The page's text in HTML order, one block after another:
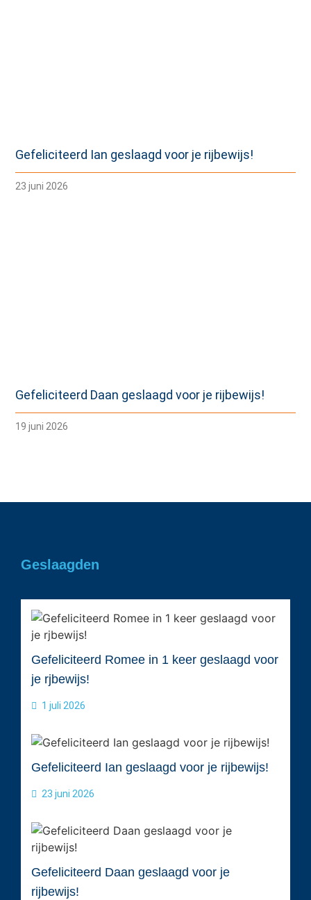
Gefeliciteerd Ian geslaagd voor je rijbewijs!
23 juni 2026
Gefeliciteerd Daan geslaagd voor je rijbewijs!
19 juni 2026
Geslaagden
Gefeliciteerd Romee in 1 keer geslaagd voor
je rjbewijs!
1 juli 2026
Gefeliciteerd Ian geslaagd voor je rijbewijs!
23 juni 2026
Gefeliciteerd Daan geslaagd voor je
rijbewijs!